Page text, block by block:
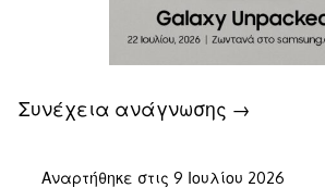
Συνέχεια ανάγνωσης →
Αναρτήθηκε στις 9 Ιουλίου 20269